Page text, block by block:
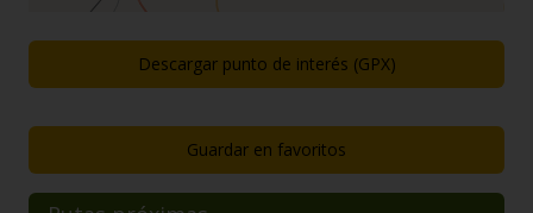
Descargar punto de interés (GPX)
Guardar en favoritos